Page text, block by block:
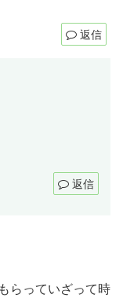
返信
返信
らっていざって時